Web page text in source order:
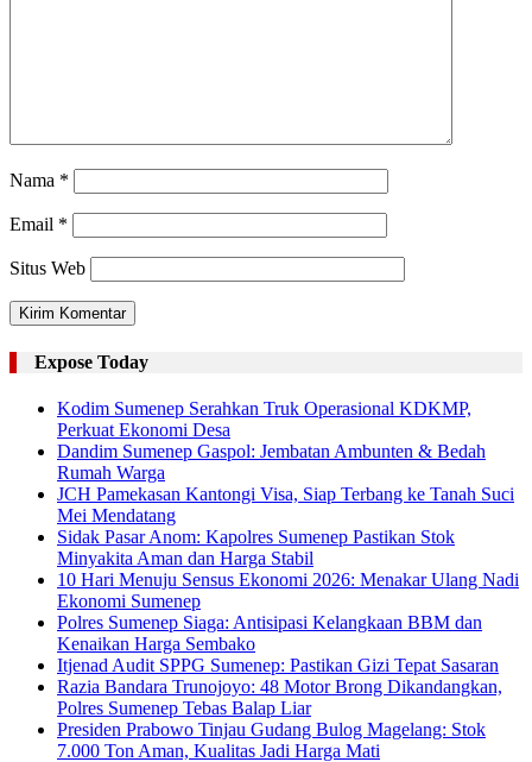
Nama *
Email *
Situs Web
Expose Today
Kodim Sumenep Serahkan Truk Operasional KDKMP,
Perkuat Ekonomi Desa
Dandim Sumenep Gaspol: Jembatan Ambunten & Bedah
Rumah Warga
JCH Pamekasan Kantongi Visa, Siap Terbang ke Tanah Suci
Mei Mendatang
Sidak Pasar Anom: Kapolres Sumenep Pastikan Stok
Minyakita Aman dan Harga Stabil
10 Hari Menuju Sensus Ekonomi 2026: Menakar Ulang Nadi
Ekonomi Sumenep
Polres Sumenep Siaga: Antisipasi Kelangkaan BBM dan
Kenaikan Harga Sembako
Itjenad Audit SPPG Sumenep: Pastikan Gizi Tepat Sasaran
Razia Bandara Trunojoyo: 48 Motor Brong Dikandangkan,
Polres Sumenep Tebas Balap Liar
Presiden Prabowo Tinjau Gudang Bulog Magelang: Stok
7.000 Ton Aman, Kualitas Jadi Harga Mati